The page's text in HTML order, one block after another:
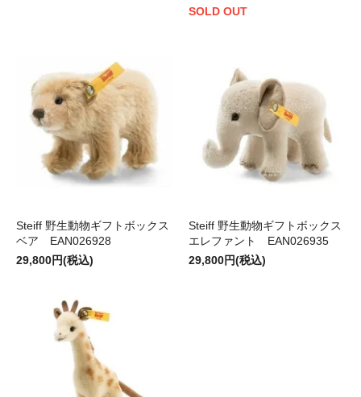
SOLD OUT
Steiff 野生動物ギフトボックス
ベア EAN026928
29,800円(税込)
Steiff 野生動物ギフトボックス
エレファント EAN026935
29,800円(税込)